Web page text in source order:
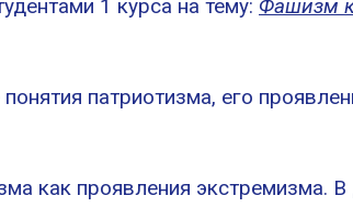
1 курса на тему: Фашизм
патриотизма, его
проявления экстремизма. В